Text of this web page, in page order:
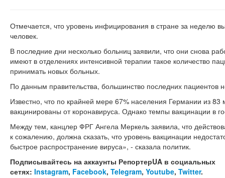
Отмечается, что уровень инфицирования в стране за неделю
человек.
В последние дни несколько больниц заявили, что они снова
имеют в отделениях интенсивной терапии такое количество
принимать новых больных.
По данным правительства, большинство последних пациентов
Известно, что по крайней мере 67% населения Германии из
вакцинированы от коронавируса. Однако темпы вакцинации в
Между тем, канцлер ФРГ Ангела Меркель заявила, что
к сожалению, должна сказать, что уровень вакцинации
быстрое распространение вируса», - сказала политик.
Подписывайтесь на аккаунты РепортерUA в социальных
сетях: Instagram, Facebook, Telegram, Youtube, Twitter.